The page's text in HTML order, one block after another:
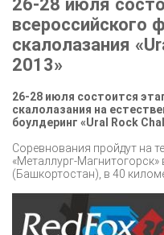
26-28 июля
всероссийского
скалолазания
2013»
26-28 июля состоится
скалолазания на
боулдеринг «Ural Rock
Соревнования пройдут на
«Металлург-
(Башкортостан), в 40